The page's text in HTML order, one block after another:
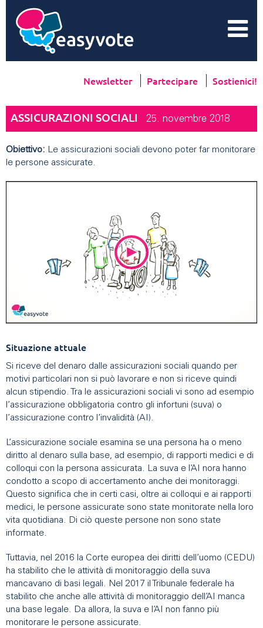
Newsletter Partecipare Sostienici!
ASSICURAZIONI SOCIALI 25. novembre 2018
Obiettivo: Le assicurazioni sociali devono poter far monitorare
le persone assicurate.
Situazione attuale
Si riceve del denaro dalle assicurazioni sociali quando per
motivi particolari non si può lavorare e non si riceve quindi
alcun stipendio. Tra le assicurazioni sociali vi sono ad esempio
l’assicurazione obbligatoria contro gli infortuni (suva) o
l’assicurazione contro l’invalidità (AI).
L’assicurazione sociale esamina se una persona ha o meno
diritto al denaro sulla base, ad esempio, di rapporti medici e di
colloqui con la persona assicurata. La suva e l’AI nora hanno
condotto a scopo di accertamento anche dei monitoraggi.
Questo significa che in certi casi, oltre ai colloqui e ai rapporti
medici, le persone assicurate sono state monitorate nella loro
vita quotidiana. Di ciò queste persone non sono state
informate.
Tuttavia, nel 2016 la Corte europea dei diritti dell’uomo (CEDU)
ha stabilito che le attività di monitoraggio della suva
mancavano di basi legali. Nel 2017 il Tribunale federale ha
stabilito che anche alle attività di monitoraggio dell’AI manca
una base legale. Da allora, la suva e l’AI non fanno più
monitorare le persone assicurate.